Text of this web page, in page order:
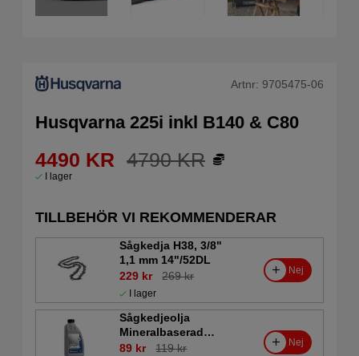
Artnr: 9705475-06
Husqvarna 225i inkl B140 & C80
4790KR
4490 KR
I lager
TILLBEHÖR VI REKOMMENDERAR
Sågkedja H38, 3/8"
1,1 mm 14"/52DL
229 kr
269 kr
I lager
Nej
Sågkedjeolja
Mineralbaserad
Husqvarna 1L
89 kr 119 kr Nej